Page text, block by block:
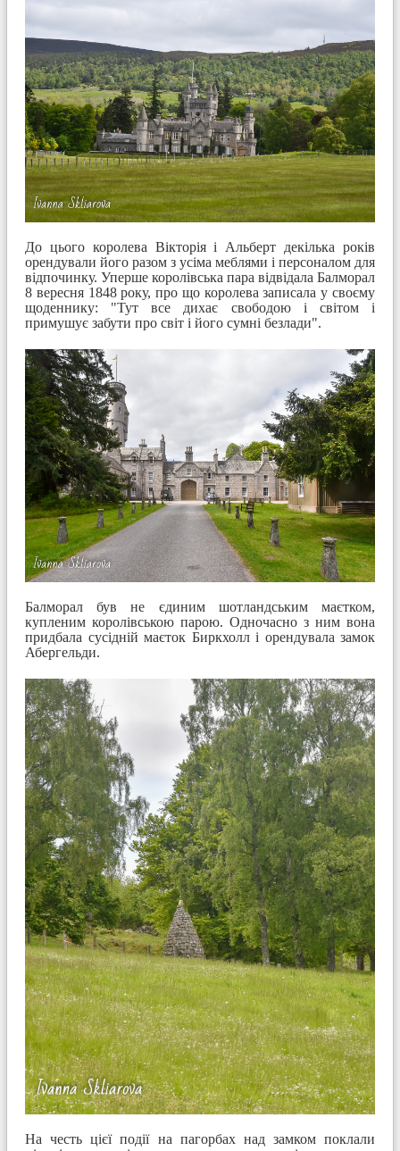
До цього королева Вікторія і Альберт декілька років
орендували його разом з усіма меблями і персоналом для
відпочинку. Уперше королівська пара відвідала Балморал
8 вересня 1848 року, про що королева записала у своєму
щоденнику: "Тут все дихає свободою і світом і
примушує забути про світ і його сумні безлади".
Балморал був не єдиним шотландським маєтком,
купленим королівською парою. Одночасно з ним вона
придбала сусідній маєток Биркхолл і орендувала замок
Абергельди.
На честь цієї події на пагорбах над замком поклали